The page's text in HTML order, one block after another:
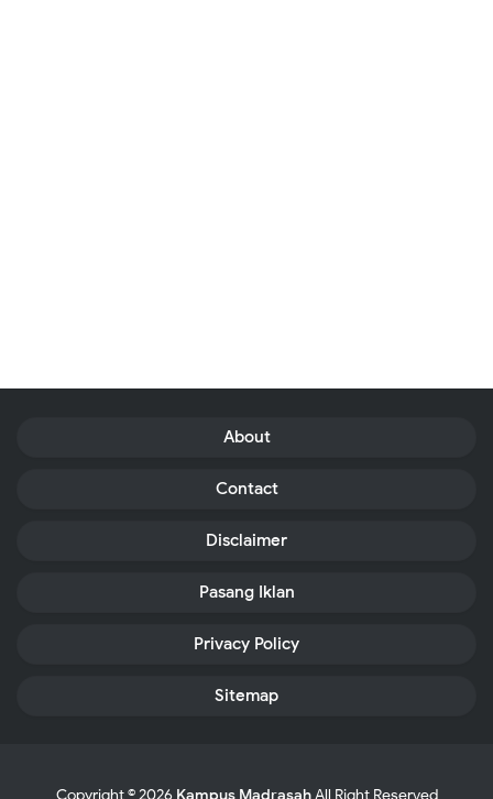
About
Contact
Disclaimer
Pasang Iklan
Privacy Policy
Sitemap
Copyright ©2026 Kampus MadrasahAll Right Reserved